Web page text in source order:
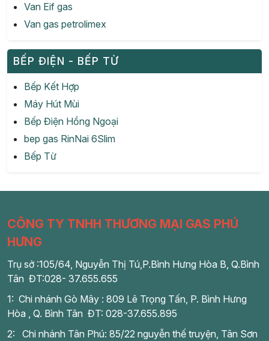
Van Eif gas
Van gas petrolimex
BẾP ĐIỆN - BẾP TỪ
Bếp Kết Hợp
Máy Hút Mùi
Bếp Điện Hồng Ngoại
bep gas RinNai 6Slim
Bếp Từ
CÔNG TY TNHH THƯƠNG MẠI GAS PHÚ
HƯNG
Trụ sở :105/64, Nguyễn Thị Tú,P.Bình Hưng Hòa B, Q.Bình
Tân ĐT:028- 37.655.655
1: Chi nhánh Gò Mây : 809 Lê Trọng Tấn, P. Bình Hưng
Hòa , Q. Bình Tân ĐT: 028-37.655.895
2: Chi nhánh Tân Phú: 85/22 nguyễn thế truyện, Tân Sơn